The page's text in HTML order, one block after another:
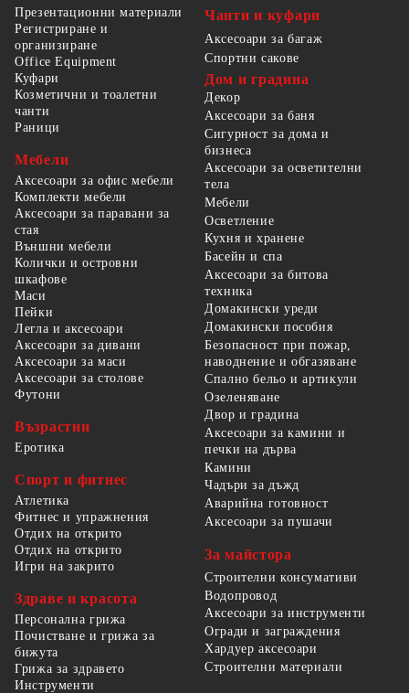
Презентационни материали
Регистриране и
организиране
Office Equipment
Чанти и куфари
Аксесоари за багаж
Спортни сакове
Куфари
Козметични и тоалетни
чанти
Раници
Мебели
Аксесоари за офис мебели
Комплекти мебели
Аксесоари за паравани за
стая
Външни мебели
Колички и островни
шкафове
Маси
Пейки
Легла и аксесоари
Аксесоари за дивани
Аксесоари за маси
Аксесоари за столове
Футони
Възрастни
Еротика
Спорт и фитнес
Атлетика
Фитнес и упражнения
Отдих на открито
Отдих на открито
Игри на закрито
Здраве и красота
Персонална грижа
Почистване и грижа за
бижута
Грижа за здравето
Дом и градина
Декор
Аксесоари за баня
Сигурност за дома и
бизнеса
Аксесоари за осветителни
тела
Мебели
Осветление
Кухня и хранене
Басейн и спа
Аксесоари за битова
техника
Домакински уреди
Домакински пособия
Безопасност при пожар,
наводнение и обгазяване
Спално бельо и артикули
Озеленяване
Двор и градина
Аксесоари за камини и
печки на дърва
Камини
Чадъри за дъжд
Аварийна готовност
Аксесоари за пушачи
За майстора
Строителни консумативи
Водопровод
Аксесоари за инструменти
Огради и заграждения
Хардуер аксесоари
Строителни материали
Инструменти